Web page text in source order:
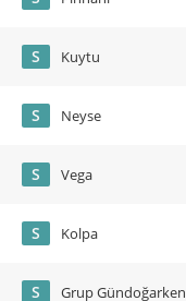
S Kuytu
S Neyse
S Vega
S Kolpa
S Grup Gündoğarken